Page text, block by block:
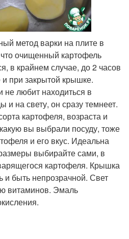
метод варки на плите в
очищенный картофель
в крайнем случае, до 2 часов
при закрытой крышке.
не любит находиться в
на свету, он сразу темнеет.
картофеля, возраста и
вы выбрали посуду, тоже
и его вкус. Идеальна
выбирайте сами, в
картофеля. Крышка
и быть непрозрачной. Свет
витаминов. Эмаль